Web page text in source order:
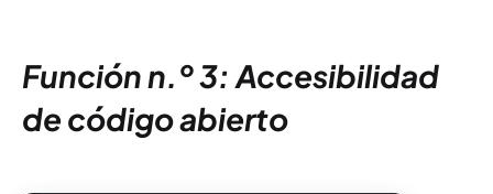
Función n.º 3: Accesibilidad
de código abierto